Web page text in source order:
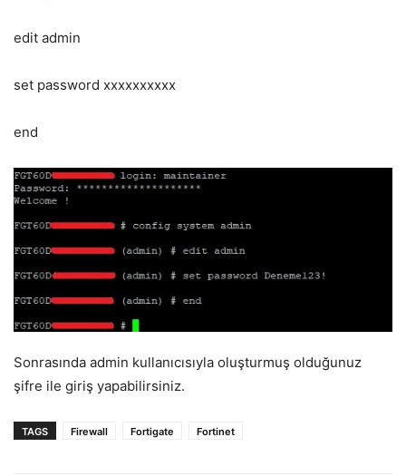
edit admin
set password xxxxxxxxxx
end
Sonrasında admin kullanıcısıyla oluşturmuş olduğunuz
şifre ile giriş yapabilirsiniz.
TAGS Firewall Fortigate Fortinet